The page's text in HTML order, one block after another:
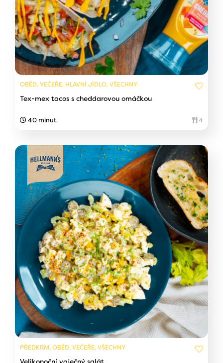
OBĚD, VEČEŘE, HLAVNÍ JÍDLO, VŠECHNY
Tex-mex tacos s cheddarovou omáčkou
40 minut 4
PŘEDKRM, OBĚD, VEČEŘE, VŠECHNY